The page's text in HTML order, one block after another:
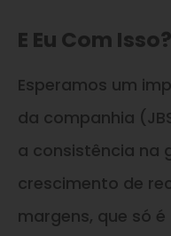
E Eu Com Isso?
Esperamos um
da companhia
a consistência na
crescimento de
margens, que só